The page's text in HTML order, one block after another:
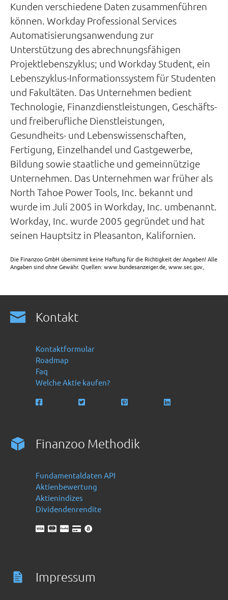
Kunden verschiedene Daten zusammenführen
können. Workday Professional Services
Automatisierungsanwendung zur
Unterstützung des abrechnungsfähigen
Projektlebenszyklus; und Workday Student, ein
Lebenszyklus-Informationssystem für Studenten
und Fakultäten. Das Unternehmen bedient
Technologie, Finanzdienstleistungen, Geschäfts-
und freiberufliche Dienstleistungen,
Gesundheits- und Lebenswissenschaften,
Fertigung, Einzelhandel und Gastgewerbe,
Bildung sowie staatliche und gemeinnützige
Unternehmen. Das Unternehmen war früher als
North Tahoe Power Tools, Inc. bekannt und
wurde im Juli 2005 in Workday, Inc. umbenannt.
Workday, Inc. wurde 2005 gegründet und hat
seinen Hauptsitz in Pleasanton, Kalifornien.
Die Finanzoo GmbH übernimmt keine Haftung für die Richtigkeit der Angaben! Alle
Angaben sind ohne Gewähr. Quellen: www.bundesanzeiger.de, www.sec.gov,
Kontakt
Kontaktformular
Roadmap
Faq
Welche Aktie kaufen?
Finanzoo Methodik
Fundamentaldaten API
Aktienbewertung
Aktienindizes
Dividendenrendite
Impressum